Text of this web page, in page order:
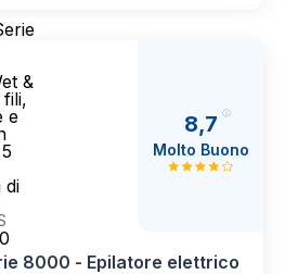
&
e
di
8,7
Molto Buono
8000 - Epilatore elettrico